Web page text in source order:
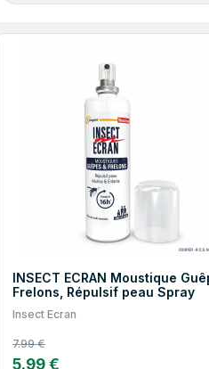
INSECT ECRAN Moustique
Frelons, Répulsif peau Spray
Insect Ecran
7.99 €
5.99 €